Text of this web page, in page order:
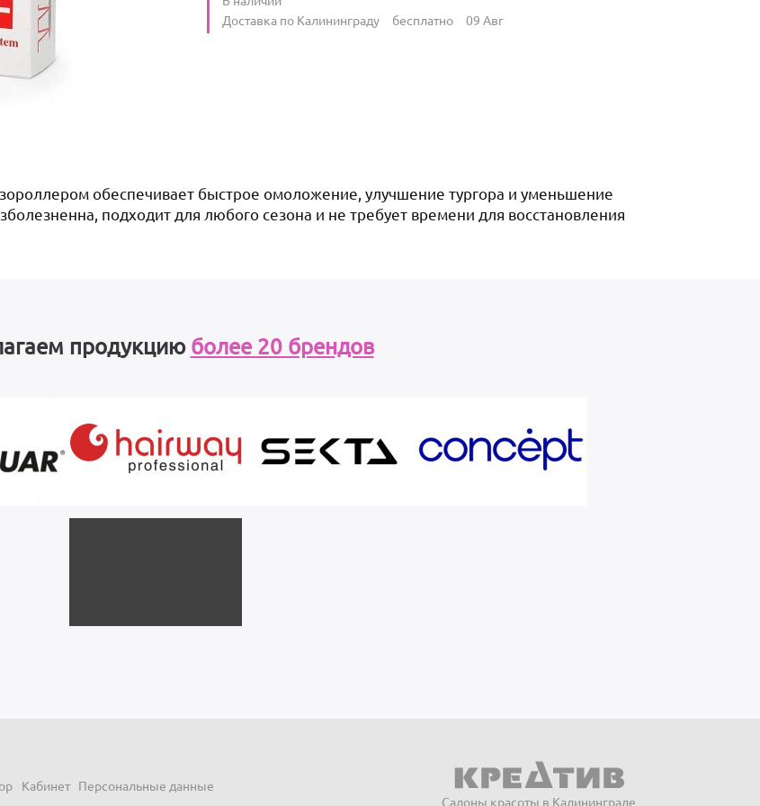
Условия доставки
Доставка по Калининграду бесплатно 09 Авг
обеспечивает быстрое омоложение, улучшение тургора и уменьшение
подходит для любого сезона и не требует времени для восстановления
продукцию более 20 брендов
Кабинет Персональные данные
Салоны красоты в Калининграде